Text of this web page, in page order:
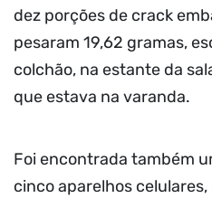
dez porções de crack
pesaram 19,62 gramas,
colchão, na estante da
que estava na varanda.
Foi encontrada também
cinco aparelhos